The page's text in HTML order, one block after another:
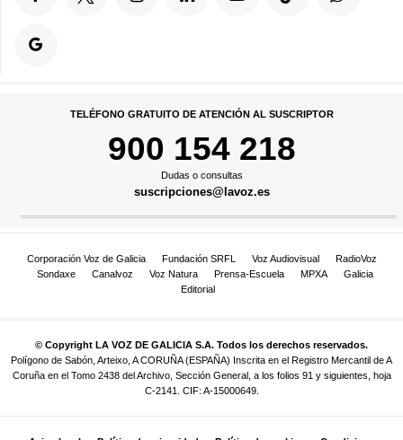
TELÉFONO GRATUITO DE ATENCIÓN AL SUSCRIPTOR
900 154 218
Dudas o consultas
suscripciones@lavoz.es
Corporación Voz de Galicia Fundación SRFL Voz Audiovisual
RadioVoz
Sondaxe
Canalvoz Voz Natura Prensa-Escuela MPXA
Galicia
Editorial
© Copyright LA VOZ DE GALICIA S.A. Todos los derechos reservados.
Polígono de Sabón, Arteixo, A CORUÑA (ESPAÑA) Inscrita en el Registro Mercantil de A
Coruña en el Tomo 2438 del Archivo, Sección General, a los folios 91 y siguientes, hoja
C-2141. CIF: A-15000649.